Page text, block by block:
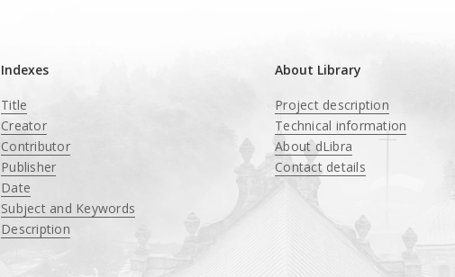
Indexes
Title
Creator
Contributor
Publisher
Date
Subject and Keywords
Description
About Library
Project description
Technical information
About dLibra
Contact details